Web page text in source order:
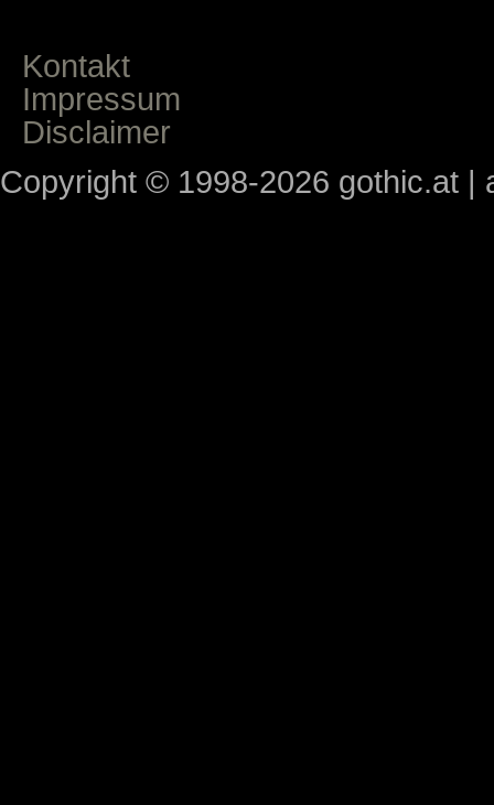
Kontakt
Impressum
Disclaimer
Copyright © 1998-2026 gothic.at |